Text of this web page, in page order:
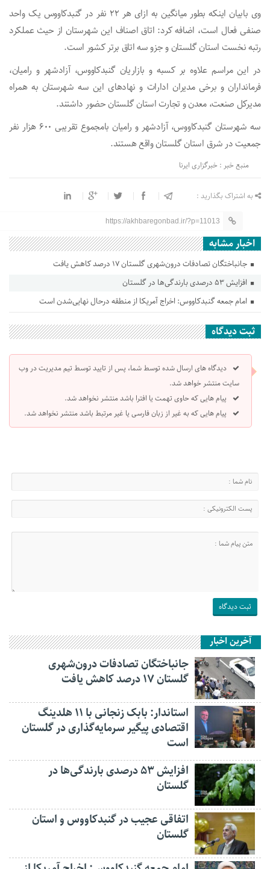
وی بابیان اینکه بطور میانگین به ازای هر ۲۲ نفر در گنبدکاووس یک واحد
صنفی فعال است، اضافه کرد: اتاق اصناف این شهرستان از حیث عملکرد
رتبه نخست استان گلستان و جزو سه اتاق برتر کشور است.
در این مراسم علاوه بر کسبه و بازاریان گنبدکاووس، آزادشهر و رامیان،
فرمانداران و برخی مدیران ادارات و نهادهای این سه شهرستان به همراه
مدیرکل صنعت، معدن و تجارت استان گلستان حضور داشتند.
سه شهرستان گنبدکاووس، آزادشهر و رامیان بامجموع تقریبی ۶۰۰ هزار نفر
جمعیت در شرق استان گلستان واقع هستند.
منبع خبر : خبرگزاری ایرنا
به اشتراک بگذارید :
https://akhbaregonbad.ir/?p=11013
اخبار مشابه
جانباختگان تصادفات درون‌شهری گلستان ۱۷ درصد کاهش یافت
افزایش ۵۳ درصدی بارندگی‌ها در گلستان
امام جمعه گنبدکاووس: اخراج آمریکا از منطقه درحال نهایی‌شدن است
ثبت دیدگاه
دیدگاه های ارسال شده توسط شما، پس از تایید توسط تیم مدیریت در وب
سایت منتشر خواهد شد.
پیام هایی که حاوی تهمت یا افترا باشد منتشر نخواهد شد.
پیام هایی که به غیر از زبان فارسی یا غیر مرتبط باشد منتشر نخواهد شد.
آخرین اخبار
جانباختگان تصادفات درون‌شهری
گلستان ۱۷ درصد کاهش یافت
استاندار: بابک زنجانی با ۱۱ هلدینگ
اقتصادی پیگیر سرمایه‌گذاری در گلستان
است
افزایش ۵۳ درصدی بارندگی‌ها در
گلستان
اتفاقی عجیب در‌ گنبدکاووس و استان
گلستان